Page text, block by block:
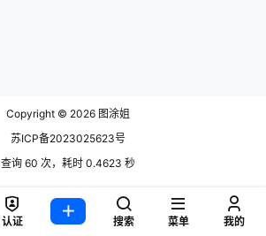
Copyright © 2026 图涂姐
苏ICP备2023025623号
查询 60 次，耗时 0.4623 秒
认证 搜索 菜单 我的